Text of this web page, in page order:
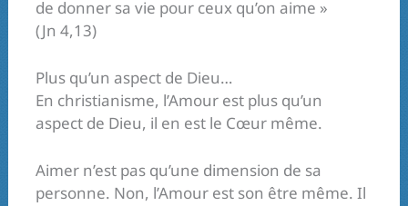
de donner sa vie pour ceux qu’on aime »
(Jn 4,13)
Plus qu’un aspect de Dieu…
En christianisme, l’Amour est plus qu’un
aspect de Dieu, il en est le Cœur même.
Aimer n’est pas qu’une dimension de sa
personne. Non, l’Amour est son être même. Il